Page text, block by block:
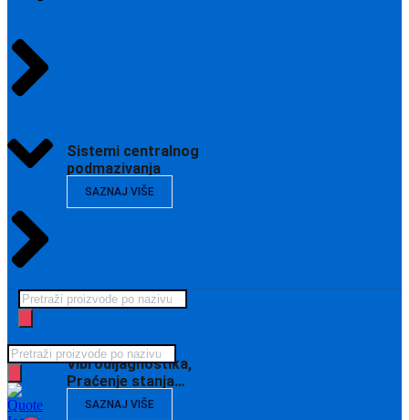
Sistemi centralnog
podmazivanja
SAZNAJ VIŠE
Vibrodijagnostika,
Praćenje stanja…
SAZNAJ VIŠE
Products
search
Products
search